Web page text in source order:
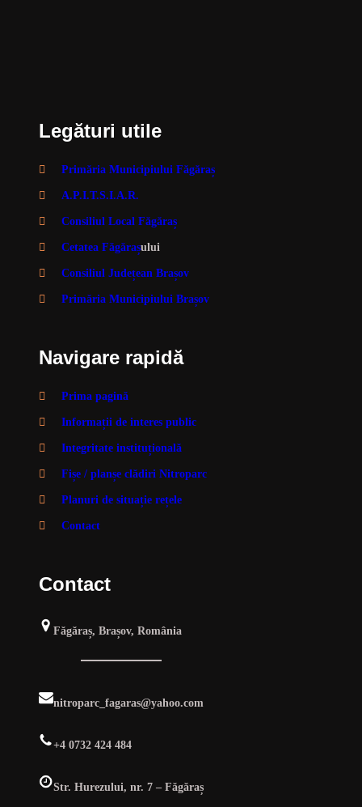
Legături utile
Primăria Municipiului Făgăraș
A.P.I.T.S.I.A.R.
Consiliul Local Făgăraș
Cetatea Făgărașului
Consiliul Județean Brașov
Primăria Municipiului Brașov
Navigare rapidă
Prima pagină
Informații de interes public
Integritate instituțională
Fișe / planșe clădiri Nitroparc
Planuri de situație rețele
Contact
Contact
Făgăraș, Brașov, România
nitroparc_fagaras@yahoo.com
+4 0732 424 484
Str. Hurezului, nr. 7 – Făgăraș